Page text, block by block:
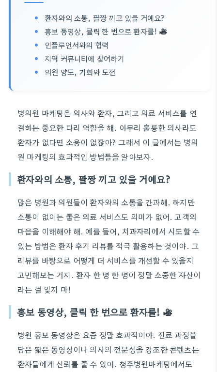
환자와의 소통, 팔짱 끼고 있을 거예요?
홍보 동영상, 클릭 한 번으로 환자를!
인플루언서와의 협력
지역 커뮤니티에 참여하기
의원 양도, 기회와 도전
병의원 마케팅은 의사와 환자, 그리고 의료 서비스를 연
결하는 중요한 다리 역할을 해. 아무리 훌륭한 의사라도
환자가 없다면 소용이 없잖아? 그래서 이 글에서는 병의
원 마케팅의 효과적인 방법들을 알아보자.
환자와의 소통, 팔짱 끼고 있을 거예요?
많은 병원과 의원들이 환자와의 소통을 간과해. 하지만
소통이 없이는 좋은 의료 서비스도 의미가 없어. 고객의
마음을 이해해야 해. 예를 들어, 치과자리에서 시도할 수
있는 방법은 환자 후기 리뷰를 적극 활용하는 것이야. 그
리뷰를 바탕으로 어떻게 더 서비스를 개선할 수 있을지
고민해보는 거지. 환자 한 명 한 명이 정말 소중한 자산이
라는 걸 잊지 마!
홍보 동영상, 클릭 한 번으로 환자를!
병원 홍보 동영상은 요즘 정말 효과적이야. 진료 과정을
담은 짧은 동영상이나 의사의 전문성을 강조한 콘텐츠는
환자들에게 신뢰를 줄 수 있어. 청주병원마케팅에서도